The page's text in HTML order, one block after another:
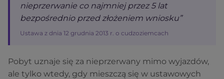
nieprzerwanie co najmniej przez 5 lat
bezpośrednio przed złożeniem wniosku”
Ustawa z dnia 12 grudnia 2013 r. o cudzoziemcach
Pobyt uznaje się za nieprzerwany mimo wyjazdów,
ale tylko wtedy, gdy mieszczą się w ustawowych